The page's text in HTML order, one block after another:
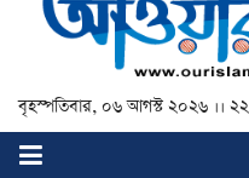
বৃহস্পতিবার, ০৬ আগস্ট ২০২৬ ।।